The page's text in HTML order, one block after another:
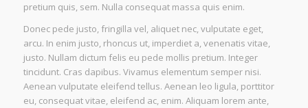
pretium quis, sem. Nulla consequat massa quis enim.
Donec pede justo, fringilla vel, aliquet nec, vulputate eget,
arcu. In enim justo, rhoncus ut, imperdiet a, venenatis vitae,
justo. Nullam dictum felis eu pede mollis pretium. Integer
tincidunt. Cras dapibus. Vivamus elementum semper nisi.
Aenean vulputate eleifend tellus. Aenean leo ligula, porttitor
eu, consequat vitae, eleifend ac, enim. Aliquam lorem ante,